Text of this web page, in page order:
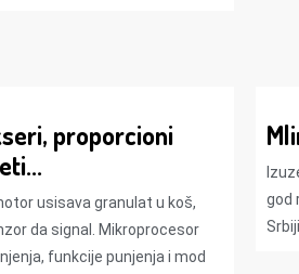
proporcioni
usisava granulat u koš,
da signal. Mikroprocesor
funkcije punjenja i mod
god
Srbiji.